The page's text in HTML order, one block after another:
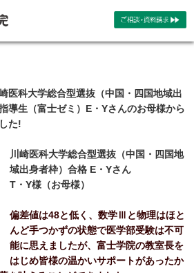
医科大学総合型選抜（中国・四国地域出
導生（富士ゼミ）E・Yさんのお母様から
た!
川崎医科大学総合型選抜（中国・四国地
域出身者枠）合格 E・Yさん
T・Y様（お母様）
偏差値は48と低く、数学Ⅲと物理はほと
んど手つかずの状態で医学部受験は不可
能に思えましたが、富士学院の教室長を
はじめ皆様の温かいサポートがあったか